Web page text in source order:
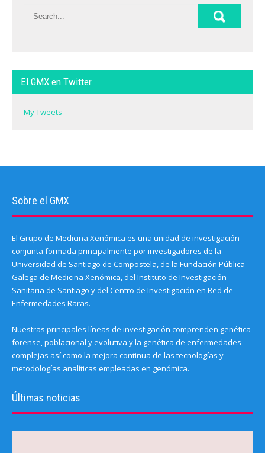
El GMX en Twitter
My Tweets
Sobre el GMX
El Grupo de Medicina Xenómica es una unidad de investigación
conjunta formada principalmente por investigadores de la
Universidad de Santiago de Compostela, de la Fundación Pública
Galega de Medicina Xenómica, del Instituto de Investigación
Sanitaria de Santiago y del Centro de Investigación en Red de
Enfermedades Raras.
Nuestras principales líneas de investigación comprenden genética
forense, poblacional y evolutiva y la genética de enfermedades
complejas así como la mejora continua de las tecnologías y
metodologías analíticas empleadas en genómica.
Últimas noticias